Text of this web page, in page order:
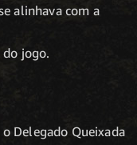
alinhava com a
jogo.
Delegado Queixada